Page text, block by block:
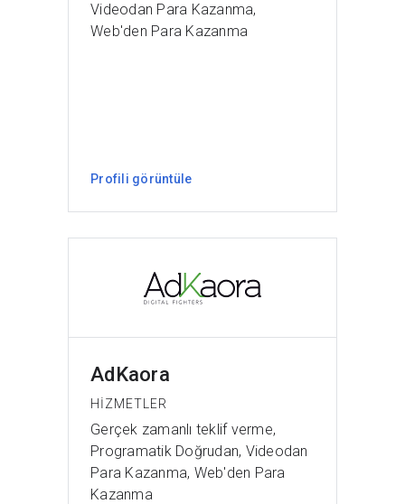
Videodan Para Kazanma,
Web'den Para Kazanma
Profili görüntüle
AdKaora
HIZMETLER
Gerçek zamanlı teklif verme,
Programatik Doğrudan, Videodan
Para Kazanma, Web'den Para
Kazanma